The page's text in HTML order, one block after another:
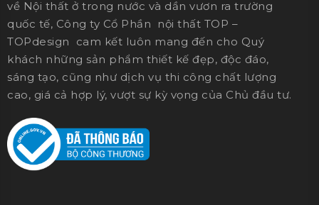
về Nội thất ở trong nước và dần vươn ra trường
quốc tế, Công ty Cổ Phần nội thất TOP –
TOPdesign cam kết luôn mang đến cho Quý
khách những sản phẩm thiết kế đẹp, độc đáo,
sáng tạo, cũng như dịch vụ thi công chất lượng
cao, giá cả hợp lý, vượt sự kỳ vọng của Chủ đầu tư.